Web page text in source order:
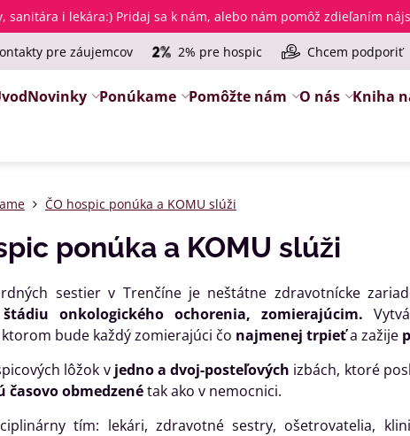
sanitára i lekára:) Pridaj sa k nám, alebo nám pomôž zdieľaním
pre záujemcov 2% pre hospic Chcem podporiť
Novinky Ponúkame Pomôžte nám O nás Kniha
ČO hospic ponúka a KOMU slúži
ponúka a KOMU slúži
sestier v Trenčíne je neštátne zdravotnícke
onkologického ochorenia, zomierajúcim.
ktorom bude každý zomierajúci čo najmenej trpieťa zažije
lôžok v jedno a dvoj-posteľových izbách, ktoré
časovo obmedzenétak ako v nemocnici.
tím: lekári, zdravotné sestry, ošetrovatelia,